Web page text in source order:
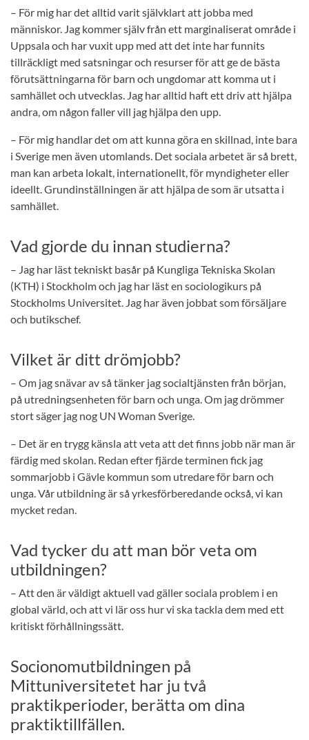
– För mig har det alltid varit självklart att jobba med
människor. Jag kommer själv från ett marginaliserat område i
Uppsala och har vuxit upp med att det inte har funnits
tillräckligt med satsningar och resurser för att ge de bästa
förutsättningarna för barn och ungdomar att komma ut i
samhället och utvecklas. Jag har alltid haft ett driv att hjälpa
andra, om någon faller vill jag hjälpa den upp.
– För mig handlar det om att kunna göra en skillnad, inte bara
i Sverige men även utomlands. Det sociala arbetet är så brett,
man kan arbeta lokalt, internationellt, för myndigheter eller
ideellt. Grundinställningen är att hjälpa de som är utsatta i
samhället.
Vad gjorde du innan studierna?
– Jag har läst tekniskt basår på Kungliga Tekniska Skolan
(KTH) i Stockholm och jag har läst en sociologikurs på
Stockholms Universitet. Jag har även jobbat som försäljare
och butikschef.
Vilket är ditt drömjobb?
– Om jag snävar av så tänker jag socialtjänsten från början,
på utredningsenheten för barn och unga. Om jag drömmer
stort säger jag nog UN Woman Sverige.
– Det är en trygg känsla att veta att det finns jobb när man är
färdig med skolan. Redan efter fjärde terminen fick jag
sommarjobb i Gävle kommun som utredare för barn och
unga. Vår utbildning är så yrkesförberedande också, vi kan
mycket redan.
Vad tycker du att man bör veta om
utbildningen?
– Att den är väldigt aktuell vad gäller sociala problem i en
global värld, och att vi lär oss hur vi ska tackla dem med ett
kritiskt förhållningssätt.
Socionomutbildningen på
Mittuniversitetet har ju två
praktikperioder, berätta om dina
praktiktillfällen.